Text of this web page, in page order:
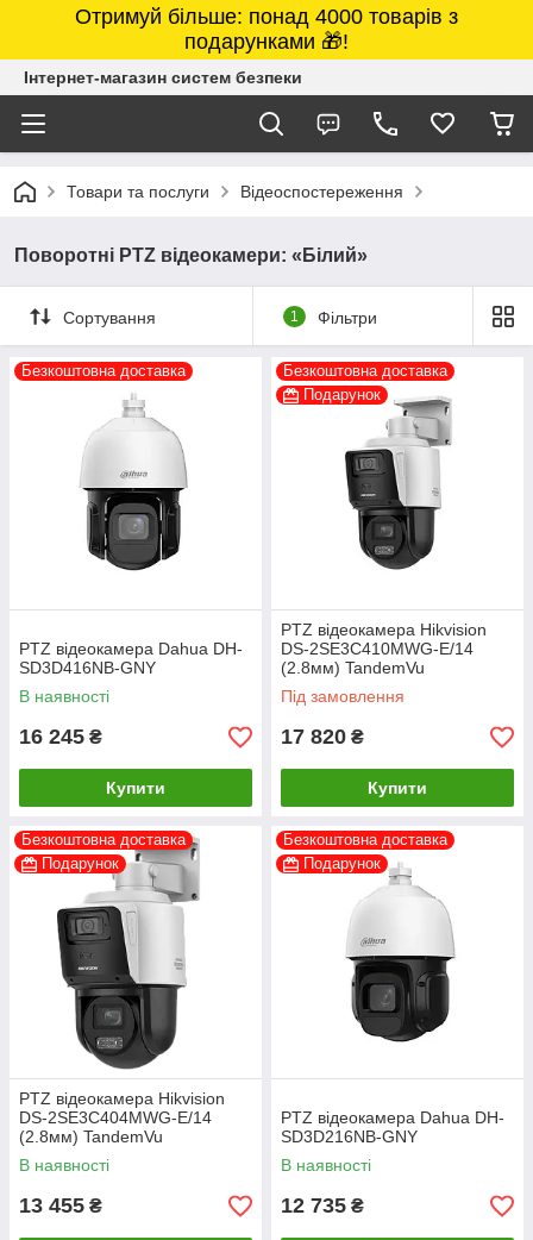
Отримуй більше: понад 4000 товарів з
подарунками 🎁!
Інтернет-магазин систем безпеки
Товари та послуги Відеоспостереження
Поворотні PTZ відеокамери: «Білий»
Сортування 1 Фільтри
Безкоштовна доставка
PTZ відеокамера Dahua DH-
SD3D416NB-GNY
В наявності
16 245 ₴
Купити
Безкоштовна доставка
Подарунок
PTZ відеокамера Hikvision
DS-2SE3C410MWG-E/14
(2.8мм) TandemVu
Під замовлення
17 820 ₴
Купити
Безкоштовна доставка
Подарунок
PTZ відеокамера Hikvision
DS-2SE3C404MWG-E/14
(2.8мм) TandemVu
В наявності
13 455 ₴
Безкоштовна доставка
Подарунок
PTZ відеокамера Dahua DH-
SD3D216NB-GNY
В наявності
12 735 ₴